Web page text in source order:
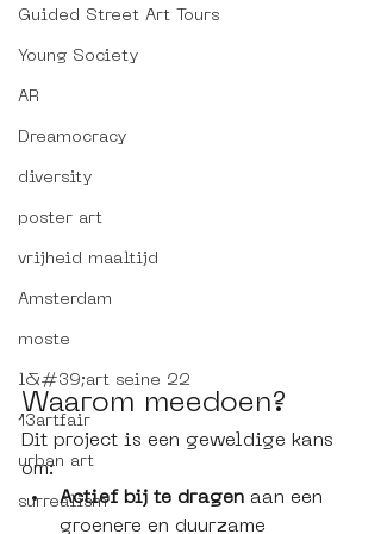
Guided Street Art Tours
Young Society
AR
Dreamocracy
diversity
poster art
vrijheid maaltijd
Amsterdam
moste
l&#39;art seine 22
13artfair
urban art
surrealism
Waarom meedoen?
Dit project is een geweldige kans
om:
Actief bij te dragen aan een
groenere en duurzame